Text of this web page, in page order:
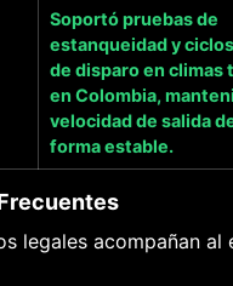
Soportó pruebas de
estanqueidad y
de disparo en climas
en Colombia,
velocidad de salida
forma estable.
legales acompañan al